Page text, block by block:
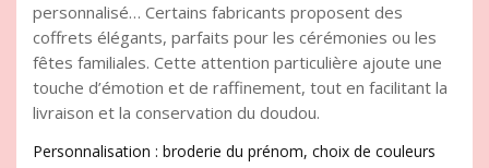
personnalisé… Certains fabricants proposent des
coffrets élégants, parfaits pour les cérémonies ou les
fêtes familiales. Cette attention particulière ajoute une
touche d’émotion et de raffinement, tout en facilitant la
livraison et la conservation du doudou.
Personnalisation : broderie du prénom, choix de couleurs